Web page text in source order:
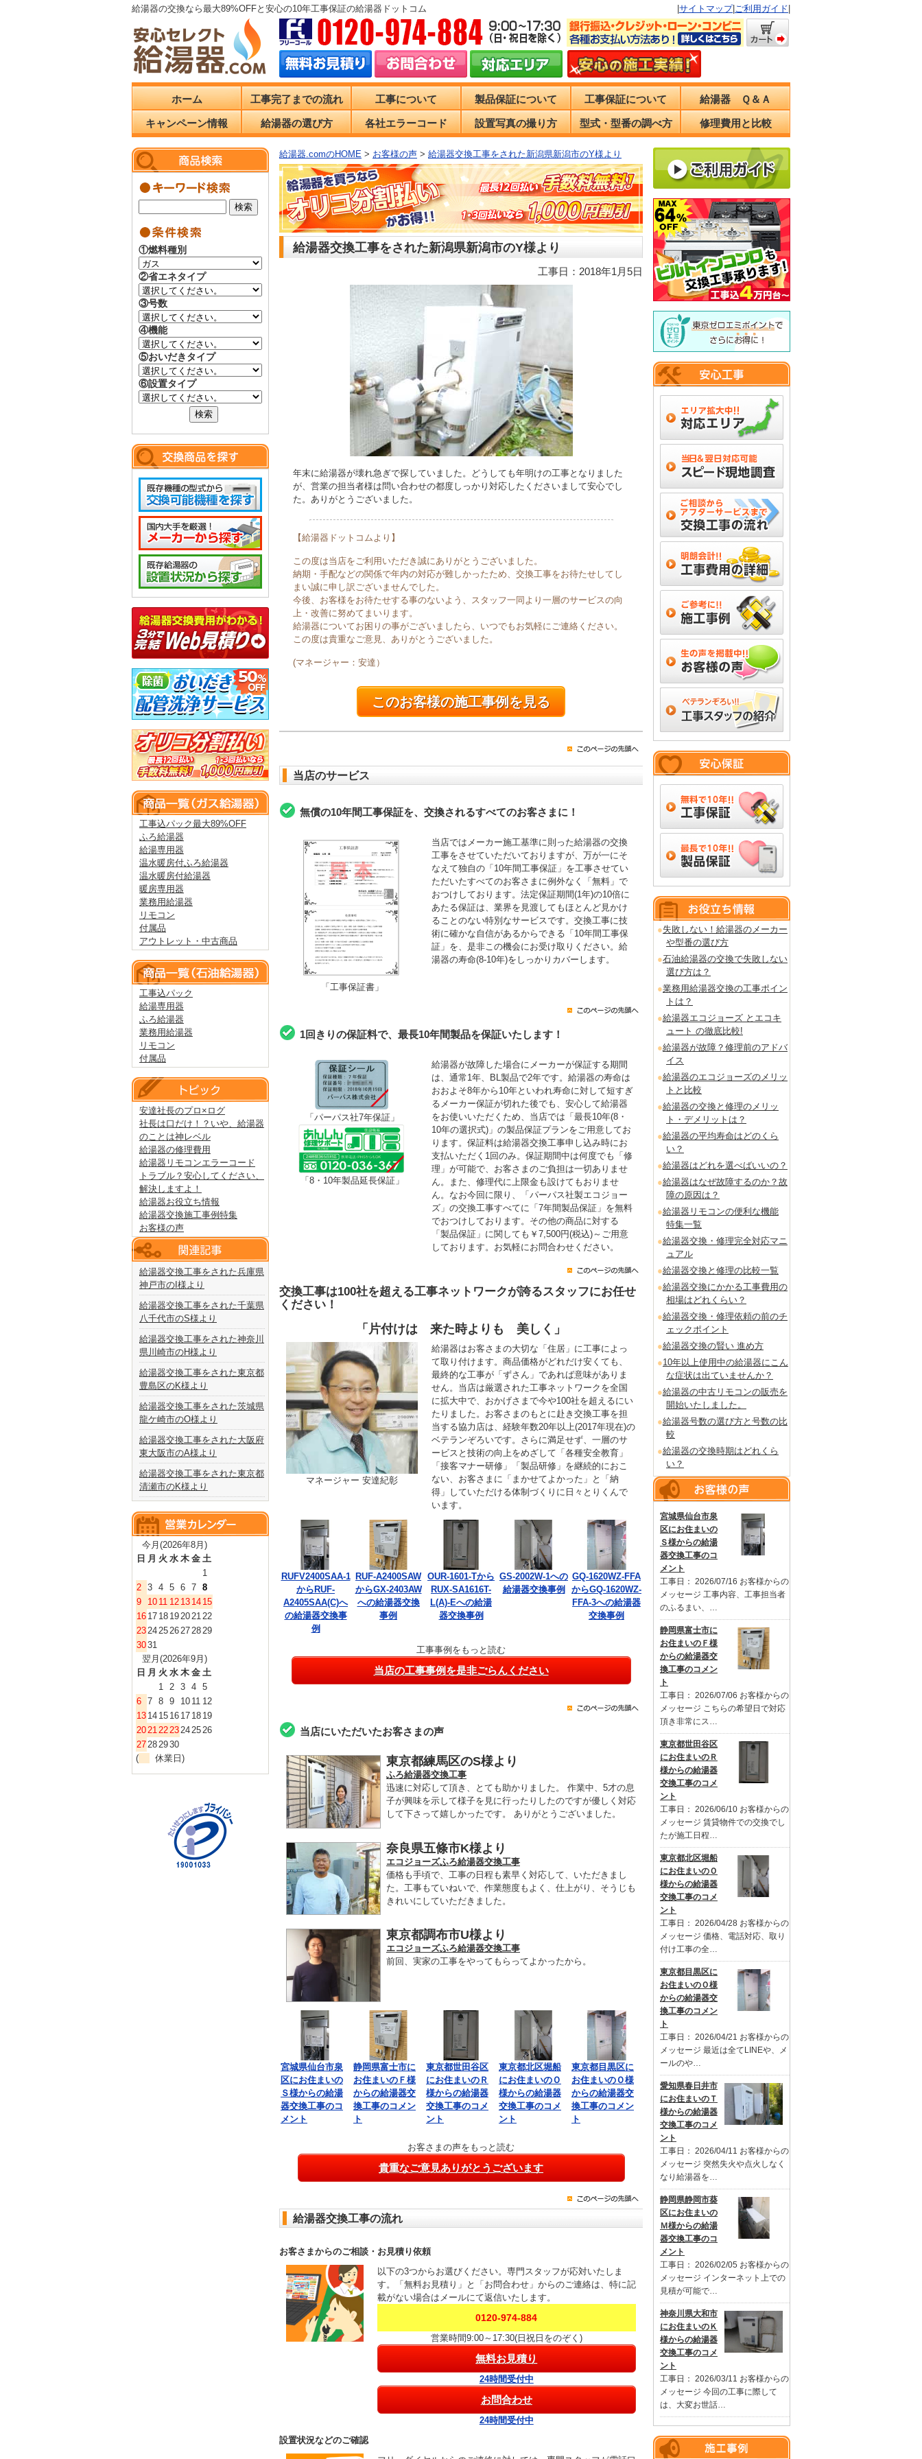
給湯器の交換なら最大89%OFFと安心の10年工事保証の給湯器ドットコム サイトマップ| ご利用ガイド
ホーム 工事完了までの流れ 工事について 製品保証について 工事保証について 給湯器 Ｑ＆Ａ
キャンペーン情報 給湯器の選び方 各社エラーコード 設置写真の撮り方 型式・型番の調べ方 修理費用と比較
①燃料種別
②省エネタイプ
③号数
④機能
⑤おいだきタイプ
⑥設置タイプ
工事込パック最大89%OFF
ふろ給湯器
給湯専用器
温水暖房付ふろ給湯器
温水暖房付給湯器
暖房専用器
業務用給湯器
リモコン
付属品
アウトレット・中古商品
工事込パック
給湯専用器
ふろ給湯器
業務用給湯器
リモコン
付属品
安達社長のプロ×ログ
社長は口だけ！？いや、給湯器
のことは神レベル
給湯器の修理費用
給湯器リモコンエラーコード
トラブル？安心してください、
解決しますよ！
給湯器お役立ち情報
給湯器交換施工事例特集
お客様の声
給湯器交換工事をされた兵庫県
神戸市のI様より
給湯器交換工事をされた千葉県
八千代市のS様より
給湯器交換工事をされた神奈川
県川崎市のH様より
給湯器交換工事をされた東京都
豊島区のK様より
給湯器交換工事をされた茨城県
龍ケ崎市のO様より
給湯器交換工事をされた大阪府
東大阪市のA様より
給湯器交換工事をされた東京都
清瀬市のK様より
今月(2026年8月)
日 月 火 水 木 金 土
1
2 3 4 5 6 7 8
9
10 11 12 13 14 15
16 17 18 19202122
23242526272829
3031
翌月(2026年9月)
日 月 火 水 木 金 土
1 2 3 4 5
6 7 8 9 10 11 12
13 14 15 16 17 18 19
20212223242526
27282930
(
休業日)
失敗しない！給湯器のメーカー
や型番の選び方
石油給湯器の交換で失敗しない
選び方は？
業務用給湯器交換の工事ポイン
トは？
給湯器エコジョーズ とエコキ
ュート の徹底比較!
給湯器が故障？修理前のアドバ
イス
給湯器のエコジョーズのメリッ
トと比較
給湯器の交換と修理のメリッ
ト・デメリットは？
給湯器の平均寿命はどのくら
い？
給湯器はどれを選べばいいの？
給湯器はなぜ故障するのか？故
障の原因は？
給湯器リモコンの便利な機能
特集一覧
給湯器交換・修理完全対応マニ
ュアル
給湯器交換と修理の比較一覧
給湯器交換にかかる工事費用の
相場はどれくらい？
給湯器交換・修理依頼の前のチ
ェックポイント
給湯器交換の賢い 進め方
10年以上使用中の給湯器にこん
な症状は出ていませんか？
給湯器の中古リモコンの販売を
開始いたしました。
給湯器号数の選び方と号数の比
較
給湯器の交換時期はどれくら
い？
宮城県仙台市泉
区にお住まいの
Ｓ様からの給湯
器交換工事のコ
メント
工事日： 2026/07/16 お客様からの
メッセージ 工事内容、工事担当者
のふるまい、…
静岡県富士市に
お住まいのＦ様
からの給湯器交
換工事のコメン
ト
工事日： 2026/07/06 お客様からの
メッセージ こちらの希望日で対応
頂き非常にス…
東京都世田谷区
にお住まいのＲ
様からの給湯器
交換工事のコメ
ント
工事日： 2026/06/10 お客様からの
メッセージ 賃貸物件での交換でし
たが施工日程…
東京都北区堀船
にお住まいのＯ
様からの給湯器
交換工事のコメ
ント
工事日： 2026/04/28 お客様からの
メッセージ 価格、電話対応、取り
付け工事の全…
東京都目黒区に
お住まいのＯ様
からの給湯器交
換工事のコメン
ト
工事日： 2026/04/21 お客様からの
メッセージ 最近は全てLINEや、メ
ールのや…
愛知県春日井市
にお住まいのＴ
様からの給湯器
交換工事のコメ
ント
工事日： 2026/04/11 お客様からの
メッセージ 突然失火や点火しなく
なり給湯器を…
静岡県静岡市葵
区にお住まいの
Ｍ様からの給湯
器交換工事のコ
メント
工事日： 2026/02/05 お客様からの
メッセージ インターネット上での
見積が可能で…
神奈川県大和市
にお住まいのＫ
様からの給湯器
交換工事のコメ
ント
工事日： 2026/03/11 お客様からの
メッセージ 今回の工事に際して
は、大変お世話…
給湯器.comのHOME > お客様の声 > 給湯器交換工事をされた新潟県新潟市のY様より
給湯器交換工事をされた新潟県新潟市のY様より
工事日：2018年1月5日
年末に給湯器が壊れ急ぎで探していました。どうしても年明けの工事となりました
が、営業の担当者様は問い合わせの都度しっかり対応したくださいまして安心でし
た。ありがとうございました。
【給湯器ドットコムより】
この度は当店をご利用いただき誠にありがとうございました。
納期・手配などの関係で年内の対応が難しかったため、交換工事をお待たせしてし
まい誠に申し訳ございませんでした。
今後、お客様をお待たせする事のないよう、スタッフ一同より一層のサービスの向
上・改善に努めてまいります。
給湯器についてお困りの事がございましたら、いつでもお気軽にご連絡ください。
この度は貴重なご意見、ありがとうございました。
(マネージャー：安達）
このお客様の施工事例を見る
当店のサービス
無償の10年間工事保証を、交換されるすべてのお客さまに！
「工事保証書」
当店ではメーカー施工基準に則った給湯器の交換
工事をさせていただいておりますが、万が一にそ
なえて独自の「10年間工事保証」を工事させてい
ただいたすべてのお客さまに例外なく「無料」で
おつけしております。法定保証期間(1年)の10倍に
あたる保証は、業界を見渡してもほとんど見かけ
ることのない特別なサービスです。交換工事に技
術に確かな自信があるからできる「10年間工事保
証」を、是非この機会にお受け取りください。給
湯器の寿命(8-10年)をしっかりカバーします。
1回きりの保証料で、最長10年間製品を保証いたします！
「パーパス社7年保証」
「8・10年製品延長保証」
給湯器が故障した場合にメーカーが保証する期間
は、通常1年、BL製品で2年です。給湯器の寿命は
おおよそ8年から10年といわれ寿命に対して短すぎ
るメーカー保証が切れた後でも、安心して給湯器
をお使いいただくため、当店では「最長10年(8・
10年の選択式)」の製品保証プランをご用意してお
ります。保証料は給湯器交換工事申し込み時にお
支払いただく1回のみ。保証期間中は何度でも「修
理」が可能で、お客さまのご負担は一切ありませ
ん。また、修理代に上限金も設けてもおりませ
ん。なお今回に限り、「パーパス社製エコジョー
ズ」の交換工事すべてに「7年間製品保証」を無料
でおつけしております。その他の商品に対する
「製品保証」に関しても￥7,500円(税込)～ご用意
しております。お気軽にお問合わせください。
交換工事は100社を超える工事ネットワークが誇るスタッフにお任せ
ください！
「片付けは 来た時よりも 美しく」
マネージャー 安達紀彰
給湯器はお客さまの大切な「住居」に工事によっ
て取り付けます。商品価格がどれだけ安くても、
最終的な工事が「ずさん」であれば意味がありま
せん。当店は厳選された工事ネットワークを全国
に拡大中で、おかげさまで今や100社を超えるにい
たりました。お客さまのもとに赴き交換工事を担
当する協力店は、経験年数20年以上(2017年現在)の
ベテランぞろいです。さらに満足せず、一層のサ
ービスと技術の向上をめざして「各種安全教育」
「接客マナー研修」「製品研修」を継続的におこ
ない、お客さまに「まかせてよかった」と「納
得」していただける体制づくりに日々とりくんで
います。
RUFV2400SAA-1
からRUF-
A2405SAA(C)へ
の給湯器交換事
例
RUF-A2400SAW
からGX-2403AW
への給湯器交換
事例
OUR-1601-Tから
RUX-SA1616T-
L(A)-Eへの給湯
器交換事例
GS-2002W-1への
給湯器交換事例
GQ-1620WZ-FFA
からGQ-1620WZ-
FFA-3への給湯器
交換事例
工事事例をもっと読む
当店の工事事例を是非ごらんください
当店にいただいたお客さまの声
東京都練馬区のS様より
ふろ給湯器交換工事
迅速に対応して頂き、とても助かりました。 作業中、5才の息
子が興味を示して様子を見に行ったりしたのですが優しく対応
して下さって嬉しかったです。 ありがとうございました。
奈良県五條市K様より
エコジョーズふろ給湯器交換工事
価格も手頃で、工事の日程も素早く対応して、いただきまし
た。工事もていねいで、作業態度もよく、仕上がり、そうじも
きれいにしていただきました。
東京都調布市U様より
エコジョーズふろ給湯器交換工事
前回、実家の工事をやってもらってよかったから。
宮城県仙台市泉
区にお住まいの
Ｓ様からの給湯
器交換工事のコ
メント
静岡県富士市に
お住まいのＦ様
からの給湯器交
換工事のコメン
ト
東京都世田谷区
にお住まいのＲ
様からの給湯器
交換工事のコメ
ント
東京都北区堀船
にお住まいのＯ
様からの給湯器
交換工事のコメ
ント
東京都目黒区に
お住まいのＯ様
からの給湯器交
換工事のコメン
ト
お客さまの声をもっと読む
貴重なご意見ありがとうございます
給湯器交換工事の流れ
お客さまからのご相談・お見積り依頼
以下の3つからお選びください。専門スタッフが応対いたしま
す。「無料お見積り」と「お問合わせ」からのご連絡は、特に記
載がない場合はメールにて返信いたします。
0120-974-884
営業時間9:00～17:30(日祝日をのぞく)
無料お見積り
24時間受付中
お問合わせ
24時間受付中
設置状況などのご確認